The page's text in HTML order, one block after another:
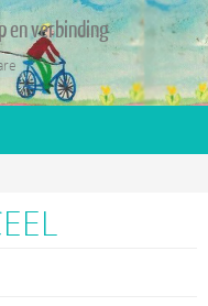
en verbinding